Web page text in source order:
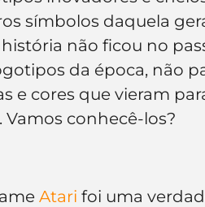
símbolos daquela
história não ficou no
da época, não
e cores que vieram
Vamos conhecê-los?
Atari foi uma